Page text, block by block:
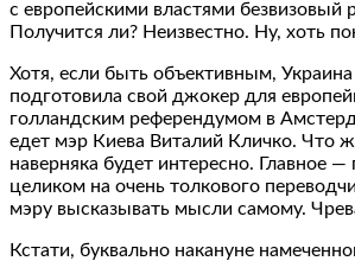
с европейскими властями безвизовый
Получится ли? Неизвестно. Ну, хоть
Хотя, если быть объективным,
подготовила свой джокер для
голландским референдумом в
едет мэр Киева Виталий Кличко. Что
наверняка будет интересно. Главное
целиком на очень толкового
мэру высказывать мысли самому.
Кстати, буквально накануне